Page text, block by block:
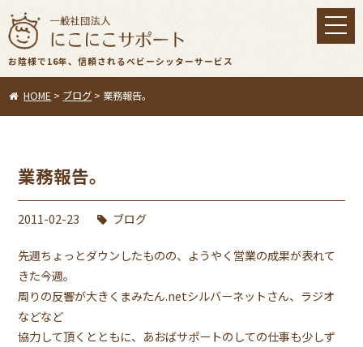
お陰様で16年、信頼されるベビーシッターサービス
toggle
HOME > ブログ > 業務報告。
業務報告。
2011-02-23 ブログ
先週ちょっとダウンしたものの、ようやく営業の成果が表れて
きた今週。
周りの反響が大きくまみたん.netシルバーネットさん、ラジオ
などなど
協力して頂くとともに、あおばサポートのしての仕事も少しず